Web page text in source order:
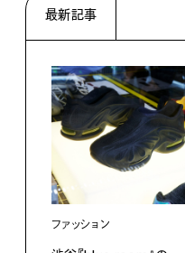
最新記事
ファッション